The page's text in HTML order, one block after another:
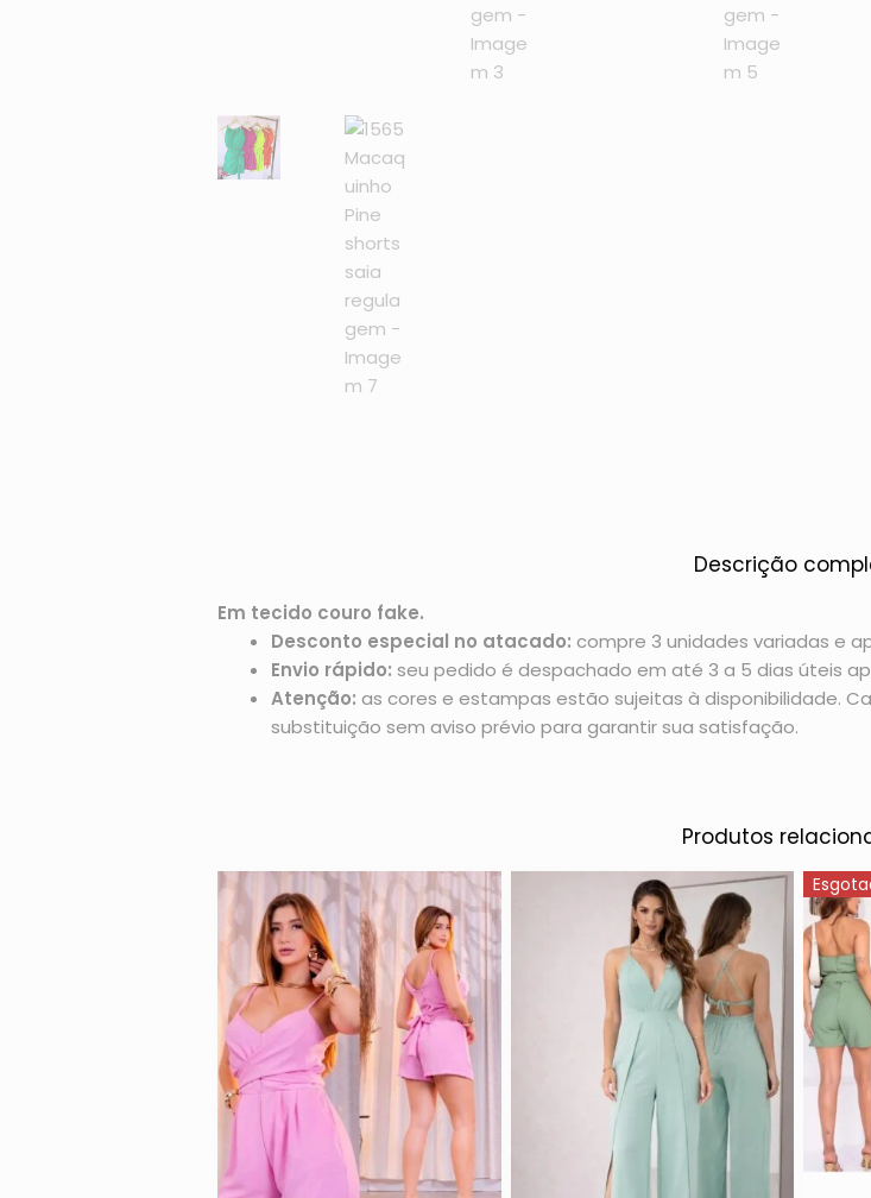
Descrição
Em tecido couro fake.
Desconto especial no atacado: compre 3 unidades variadas e
Envio rápido: seu pedido é despachado em até 3 a 5 dias úteis
Atenção: as cores e estampas estão sujeitas à disponibilidade.
substituição sem aviso prévio para garantir sua satisfação.
Produtos